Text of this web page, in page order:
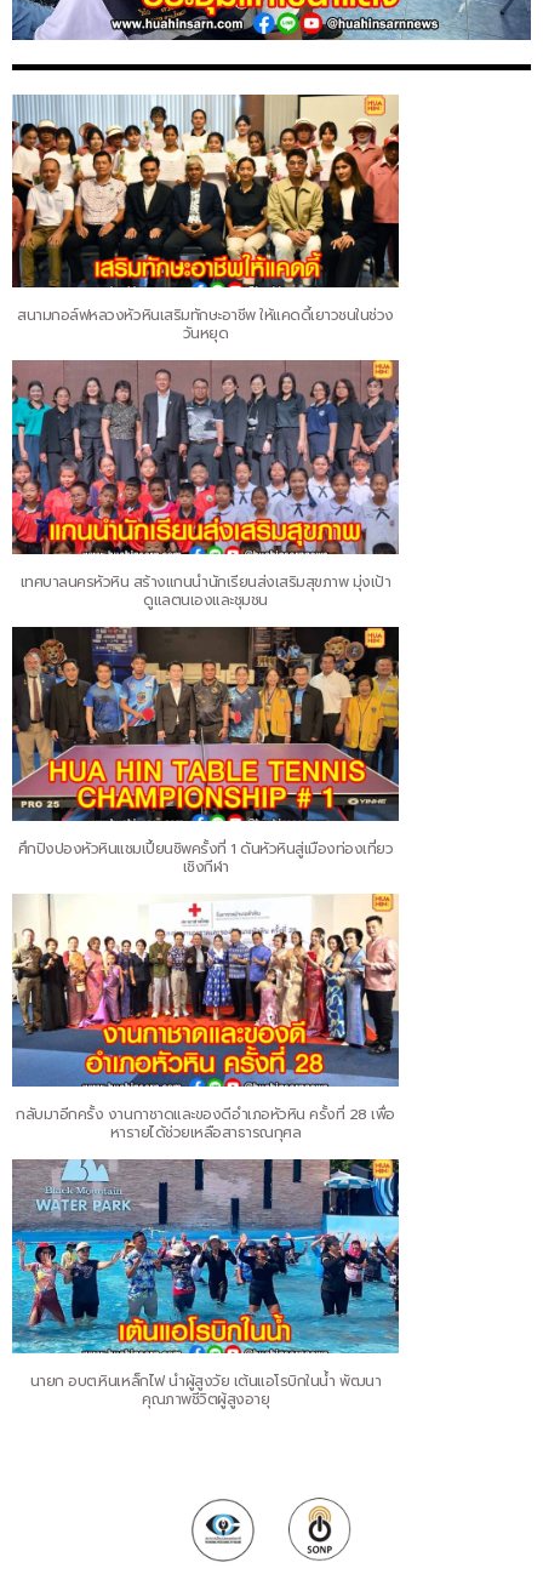
สนามกอล์ฟหลวงหัวหินเสริมทักษะอาชีพ ให้แคดดี้เยาวชนในช่วง
วันหยุด
เทศบาลนครหัวหิน สร้างแกนนำนักเรียนส่งเสริมสุขภาพ มุ่งเป้า
ดูแลตนเองและชุมชน
ศึกปิงปองหัวหินแชมเปี้ยนชิพครั้งที่ 1 ดันหัวหินสู่เมืองท่องเที่ยว
เชิงกีฬา
กลับมาอีกครั้ง งานกาชาดและของดีอำเภอหัวหิน ครั้งที่ 28 เพื่อ
หารายได้ช่วยเหลือสาธารณกุศล
นายก อบต.หินเหล็กไฟ นำผู้สูงวัย เต้นแอโรบิกในน้ำ พัฒนา
คุณภาพชีวิตผู้สูงอายุ